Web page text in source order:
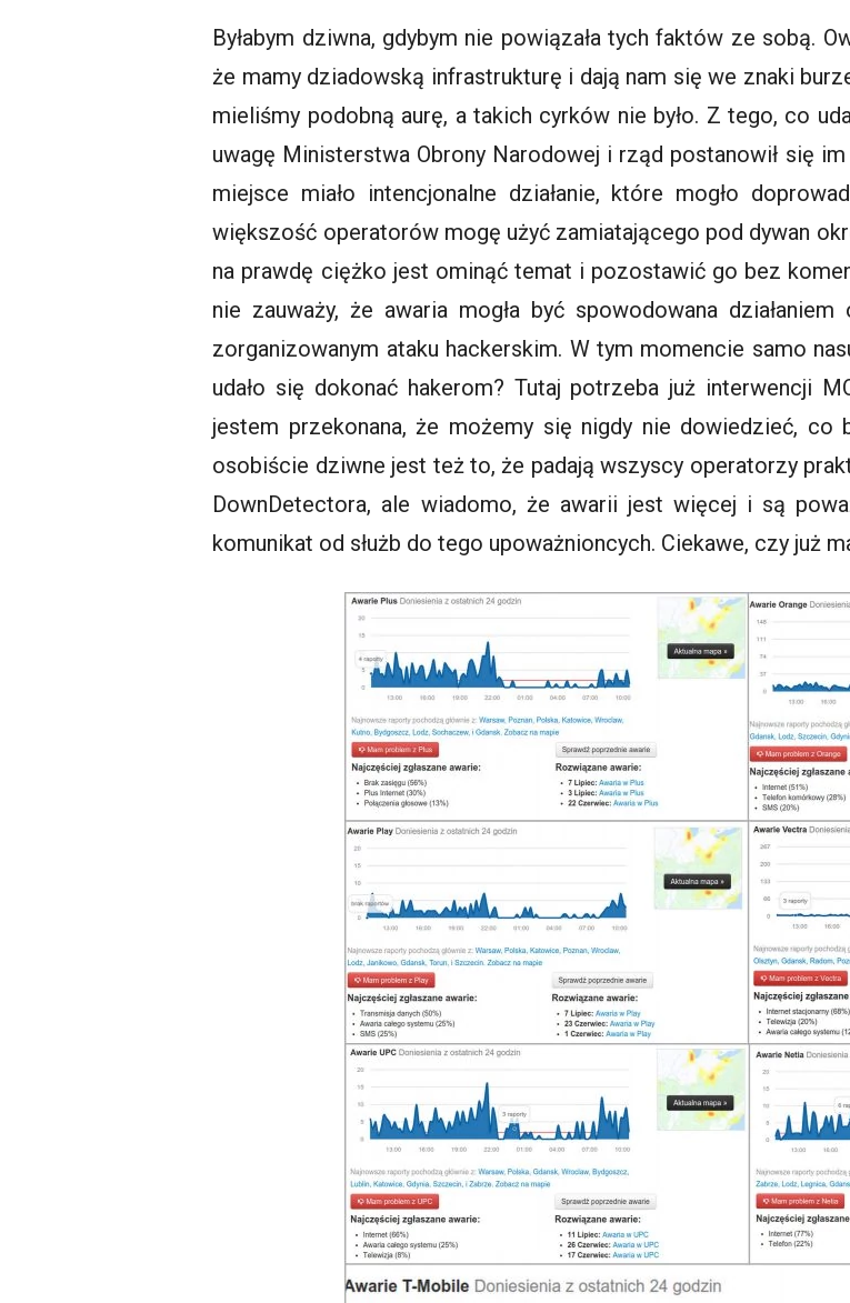
Byłabym dziwna, gdybym nie powiązała tych faktów ze sobą.
że mamy dziadowską infrastrukturę i dają nam się we znaki
mieliśmy podobną aurę, a takich cyrków nie było. Z tego, co
uwagę Ministerstwa Obrony Narodowej i rząd postanowił się
miejsce miało intencjonalne działanie, które mogło
większość operatorów mogę użyć zamiatającego pod dywan
na prawdę ciężko jest ominąć temat i pozostawić go bez
nie zauważy, że awaria mogła być spowodowana
zorganizowanym ataku hackerskim. W tym momencie samo
udało się dokonać hakerom? Tutaj potrzeba już interwencji
jestem przekonana, że możemy się nigdy nie dowiedzieć, co
osobiście dziwne jest też to, że padają wszyscy operatorzy
DownDetectora, ale wiadomo, że awarii jest więcej i są
komunikat od służb do tego upoważnioncych. Ciekawe, czy już